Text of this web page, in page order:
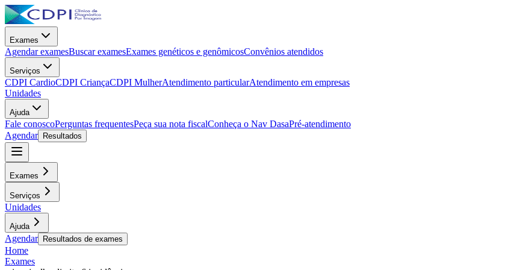
Exames
Agendar examesBuscar examesExames genéticos e genômicosConvênios atendidos
Serviços
CDPI CardioCDPI CriançaCDPI MulherAtendimento particularAtendimento em empresas
Unidades
Ajuda
Fale conoscoPerguntas frequentesPeça sua nota fiscalConheça o Nav DasaPré-atendimento
Agendar
Resultados
Exames
Serviços
Unidades
Ajuda
Agendar Resultados de exames
Home
Exames